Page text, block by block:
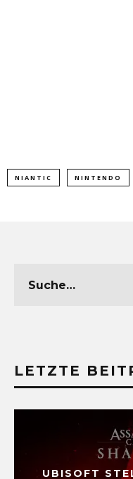
NIANTIC NINTENDO
LETZTE
UBISOFT